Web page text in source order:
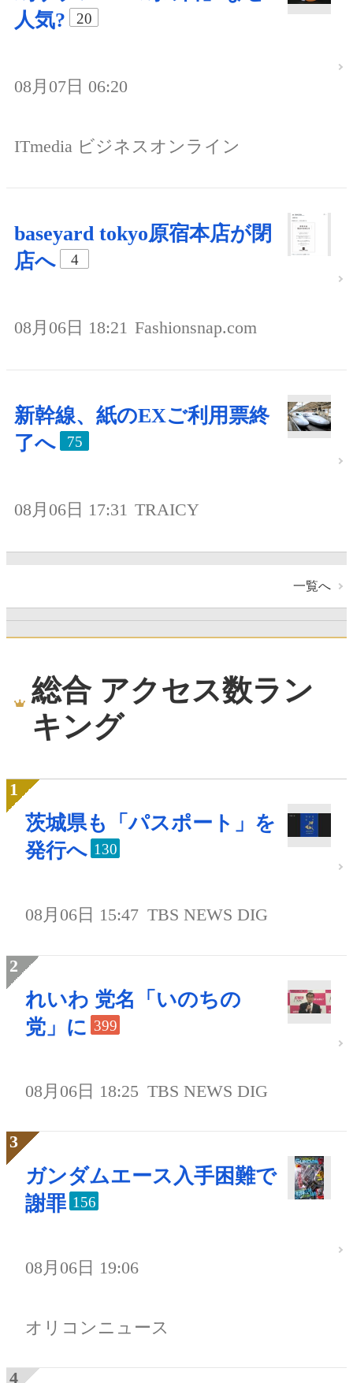
人気?
20
08月07日 06:20
ITmedia ビジネスオンライン
baseyard tokyo原宿本店が閉
店へ
4
08月06日 18:21 Fashionsnap.com
新幹線、紙のEXご利用票終
了へ
75
08月06日 17:31 TRAICY
一覧へ
総合 アクセス数ラン
キング
茨城県も「パスポート」を
発行へ 130
08月06日 15:47 TBS NEWS DIG
れいわ 党名「いのちの
党」に 399
08月06日 18:25 TBS NEWS DIG
ガンダムエース入手困難で
謝罪 156
08月06日 19:06
オリコンニュース